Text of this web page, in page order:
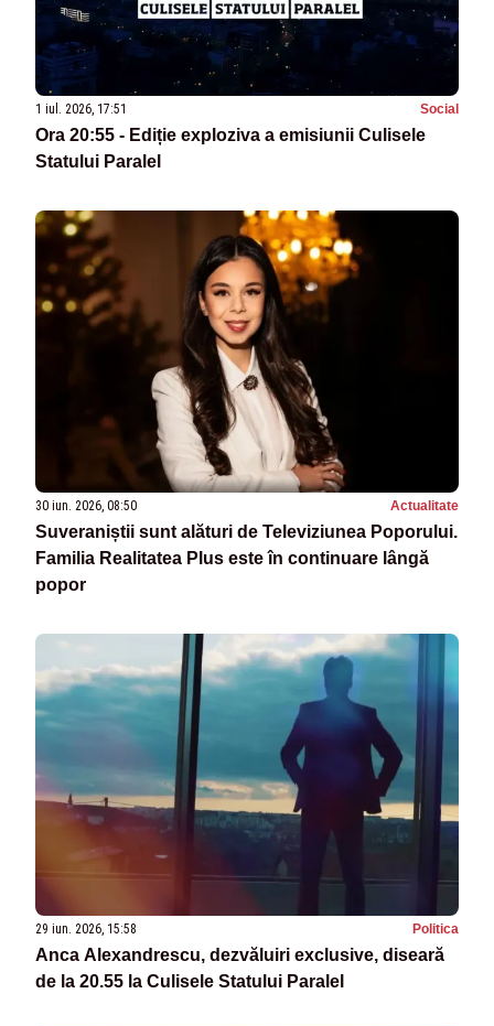
1 iul. 2026, 17:51 Social
Ora 20:55 - Ediție exploziva a emisiunii Culisele
Statului Paralel
30 iun. 2026, 08:50 Actualitate
Suveraniștii sunt alături de Televiziunea Poporului.
Familia Realitatea Plus este în continuare lângă
popor
29 iun. 2026, 15:58 Politica
Anca Alexandrescu, dezvăluiri exclusive, diseară
de la 20.55 la Culisele Statului Paralel